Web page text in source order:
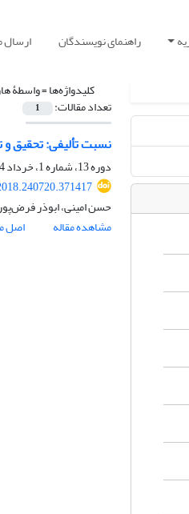
راهنمای نویسندگان ارسال
کلیدواژه‌ها =واسطۀ
تعداد مقالات: 1
نسبت تألیفی: تحقیق و
دوره 13، شماره 1، خرداد 1394، صفحه
حسن امینی، ابوذر
مشاهده مقاله
اصل